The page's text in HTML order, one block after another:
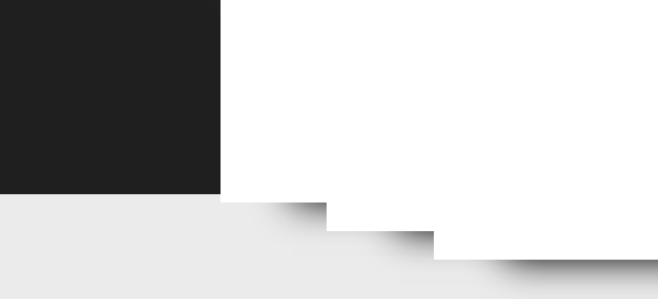
Fulgurance
Femme n° 5
Femme n° 4